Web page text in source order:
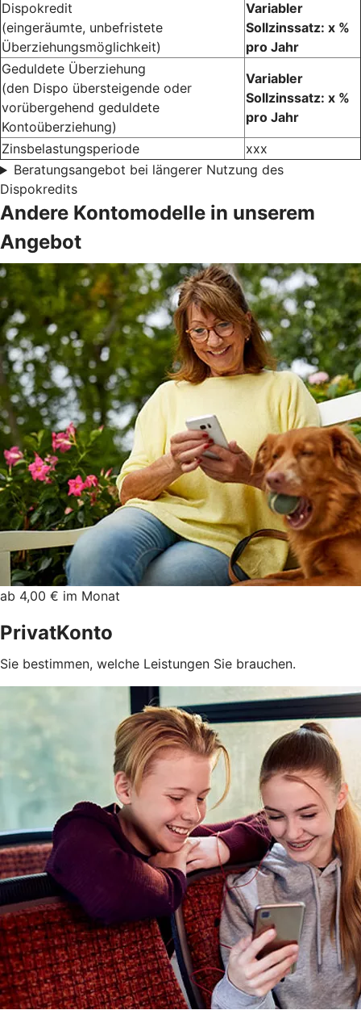
Dispokredit
(eingeräumte, unbefristete
Überziehungsmöglichkeit)
Variabler
Sollzinssatz: x %
pro Jahr
Geduldete Überziehung
(den Dispo übersteigende oder
vorübergehend geduldete
Kontoüberziehung)
Variabler
Sollzinssatz: x %
pro Jahr
Zinsbelastungsperiode
xxx
Beratungsangebot bei längerer Nutzung des
Dispokredits
Andere Kontomodelle in unserem
Angebot
ab 4,00 € im Monat
PrivatKonto
Sie bestimmen, welche Leistungen Sie brauchen.